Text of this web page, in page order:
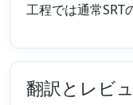
工程では通常SRT
翻訳とレビ